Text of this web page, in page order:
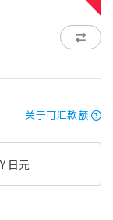
关于可汇款额
日元